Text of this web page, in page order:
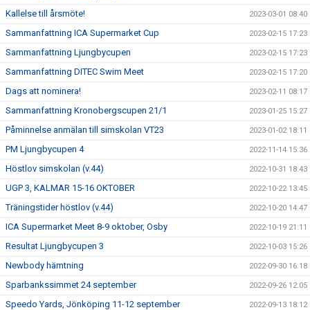
Kallelse till årsmöte! 2023-03-01 08:40
Sammanfattning ICA Supermarket Cup 2023-02-15 17:23
Sammanfattning Ljungbycupen 2023-02-15 17:23
Sammanfattning DITEC Swim Meet 2023-02-15 17:20
Dags att nominera! 2023-02-11 08:17
Sammanfattning Kronobergscupen 21/1 2023-01-25 15:27
Påminnelse anmälan till simskolan VT23 2023-01-02 18:11
PM Ljungbycupen 4 2022-11-14 15:36
Höstlov simskolan (v.44) 2022-10-31 18:43
UGP 3, KALMAR 15-16 OKTOBER 2022-10-22 13:45
Träningstider höstlov (v.44) 2022-10-20 14:47
ICA Supermarket Meet 8-9 oktober, Osby 2022-10-19 21:11
Resultat Ljungbycupen 3 2022-10-03 15:26
Newbody hämtning 2022-09-30 16:18
Sparbankssimmet 24 september 2022-09-26 12:05
Speedo Yards, Jönköping 11-12 september 2022-09-13 18:12